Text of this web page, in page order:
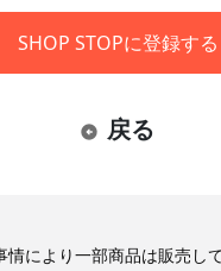
SHOP STOPに登録する
戻る
情により一部商品は販売し